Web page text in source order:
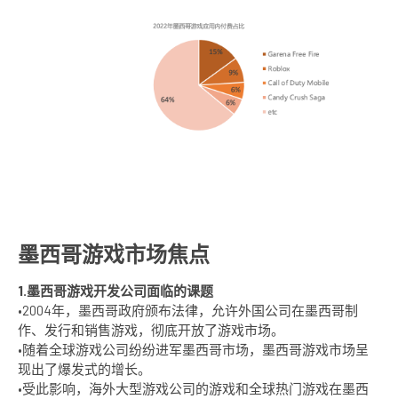
墨西哥游戏市场焦点
1.墨西哥游戏开发公司面临的课题
•2004年，墨西哥政府颁布法律，允许外国公司在墨西哥制
作、发行和销售游戏，彻底开放了游戏市场。
•随着全球游戏公司纷纷进军墨西哥市场，墨西哥游戏市场呈
现出了爆发式的增长。
•受此影响，海外大型游戏公司的游戏和全球热门游戏在墨西